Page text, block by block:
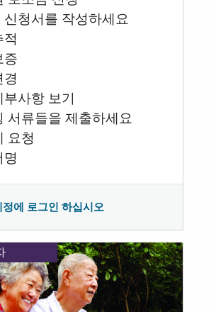
신청서를 작성하세요
적
증
경
사항 보기
서류들을 제출하세요
요청
명
에 로그인 하십시오